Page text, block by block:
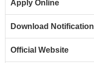
Apply Online
Download Notification
Official Website